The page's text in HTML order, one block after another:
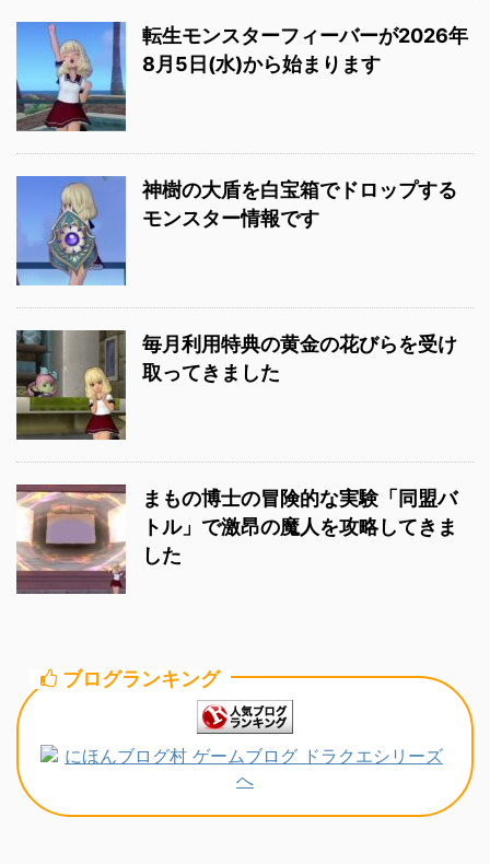
転生モンスターフィーバーが2026年
8月5日(水)から始まります
神樹の大盾を白宝箱でドロップする
モンスター情報です
毎月利用特典の黄金の花びらを受け
取ってきました
まもの博士の冒険的な実験「同盟バ
トル」で激昂の魔人を攻略してきま
した
ブログランキング